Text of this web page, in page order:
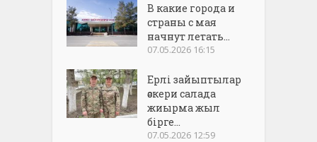
В какие города и
страны с мая
начнут летать...
07.05.2026 16:15
Ерлі зайыптылар
әскери салада
жиырма жыл
бірге...
07.05.2026 12:59